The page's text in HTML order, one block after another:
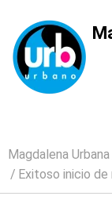
Magdalena Urbana
Exitoso inicio